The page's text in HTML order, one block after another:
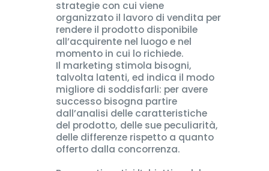
strategie con cui viene
organizzato il lavoro di vendita per
rendere il prodotto disponibile
all’acquirente nel luogo e nel
momento in cui lo richiede.
Il marketing stimola bisogni,
talvolta latenti, ed indica il modo
migliore di soddisfarli: per avere
successo bisogna partire
dall’analisi delle caratteristiche
del prodotto, delle sue peculiarità,
delle differenze rispetto a quanto
offerto dalla concorrenza.